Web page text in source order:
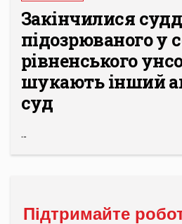
Закінчилися
підозрюваного у
рівненського
шукають інший
суд
...
Підтримайте